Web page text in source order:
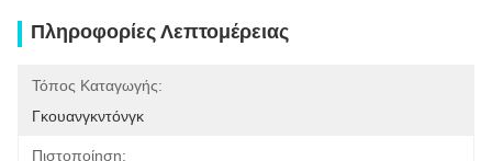
Πληροφορίες Λεπτομέρειας
Τόπος Καταγωγής:
Γκουανγκντόνγκ
Πιστοποίηση: